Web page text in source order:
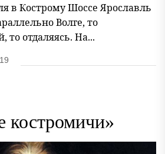
в Кострому Шоссе Ярославль
Волге, то
то отдаляясь. На...
костромичи»